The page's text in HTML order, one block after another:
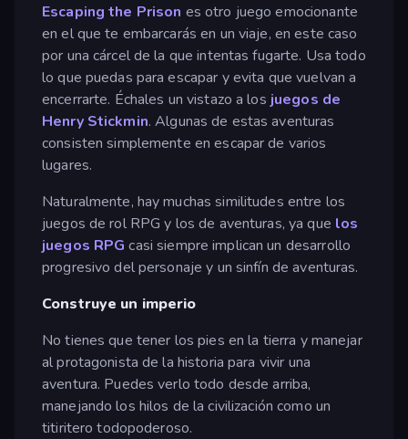
Escaping the Prison es otro juego emocionante
en el que te embarcarás en un viaje, en este caso
por una cárcel de la que intentas fugarte. Usa todo
lo que puedas para escapar y evita que vuelvan a
encerrarte. Échales un vistazo a los juegos de
Henry Stickmin. Algunas de estas aventuras
consisten simplemente en escapar de varios
lugares.
Naturalmente, hay muchas similitudes entre los
juegos de rol RPG y los de aventuras, ya que los
juegos RPG casi siempre implican un desarrollo
progresivo del personaje y un sinfín de aventuras.
Construye un imperio
No tienes que tener los pies en la tierra y manejar
al protagonista de la historia para vivir una
aventura. Puedes verlo todo desde arriba,
manejando los hilos de la civilización como un
titiritero todopoderoso.